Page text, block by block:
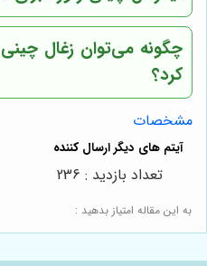
چگونه می‌توان زغال
کرد؟
مشخصات
به این مقاله امتیاز بدهید :
تعداد بازدید : 236